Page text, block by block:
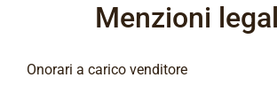
Menzioni
Onorari a carico venditore